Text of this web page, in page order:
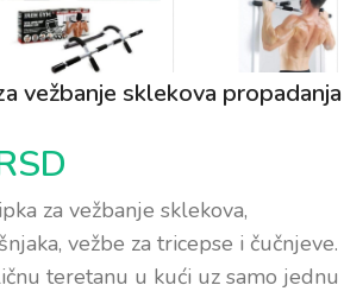
vežbanje sklekova propadanja
za vežbanje sklekova,
vežbe za tricepse i čučnjeve.
teretanu u kući uz samo jednu